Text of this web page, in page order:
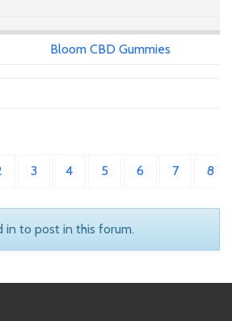
Bloom CBD Gummies
3 4 5 6 7 8
in to post in this forum.